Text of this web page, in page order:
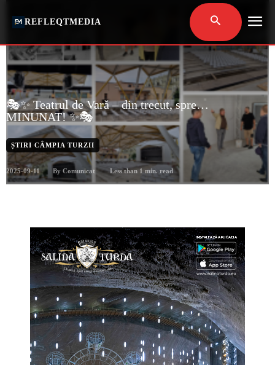
REFLEQTMEDIA
🎭✨ Teatrul de Vară – din trecut, spre…
MINUNAT! ✨🎭
ȘTIRI CÂMPIA TURZII
2025-09-11 By Comunicat Less than 1 min. read